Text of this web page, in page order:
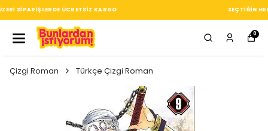
SEÇTIĞIN HER ÜRÜN, TARZINA DAIR KÜÇÜK BIR IMZA
0
Çizgi Roman Türkçe Çizgi Roman